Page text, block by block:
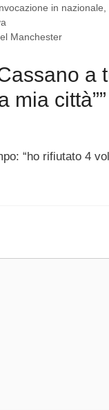
in nazionale,
Manchester
a
mia città””
“ho rifiutato 4